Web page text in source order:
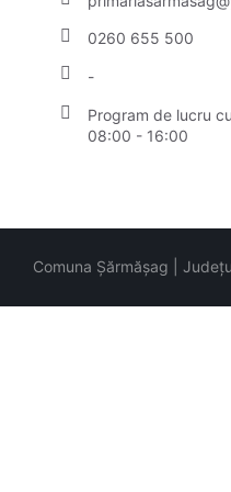
0260 655 500
-
Program de lucru
08:00 - 16:00
Comuna Șărmășag |